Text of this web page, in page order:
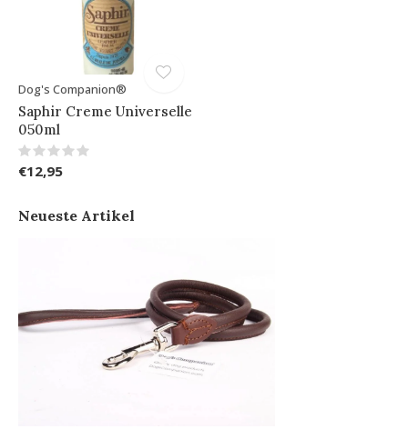
Dog's Companion®
Saphir Creme Universelle
050ml
€12,95
Neueste Artikel